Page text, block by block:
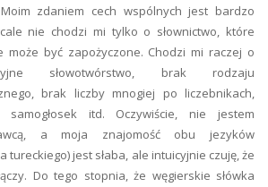
zdaniem cech wspólnych jest bardzo
nie chodzi mi tylko o słownictwo, które
może być zapożyczone. Chodzi mi raczej o
słowotwórstwo, brak rodzaju
brak liczby mnogiej po liczebnikach,
samogłosek itd. Oczywiście, nie jestem
a moja znajomość obu jezyków
tureckiego) jest słaba, ale intuicyjnie czuję, że
Do tego stopnia, że węgierskie słówka